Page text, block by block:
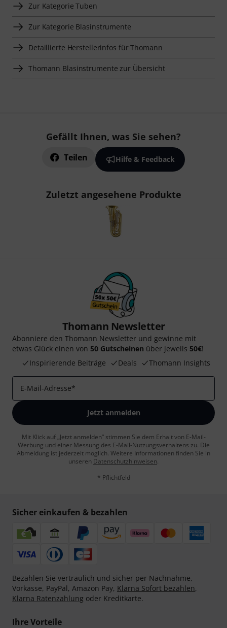
Zur Kategorie Tuben
Zur Kategorie Blasinstrumente
Detaillierte Herstellerinfos für Thomann
Thomann Blasinstrumente zur Übersicht
Gefällt Ihnen, was Sie sehen?
Teilen Hilfe & Feedback
Zuletzt angesehene Produkte
Thomann Newsletter
Abonniere den Thomann Newsletter und gewinne mit
etwas Glück einen von 50 Gutscheinen über jeweils 50€!
Inspirierende Beiträge
Deals Thomann Insights
E-Mail-Adresse*
Jetzt anmelden
Mit Klick auf „Jetzt anmelden“ stimmen Sie dem Erhalt von E-Mail-
Werbung und einer Messung des E-Mail-Nutzungsverhaltens zu. Die
Abmeldung ist jederzeit möglich. Weitere Informationen finden Sie in
unseren Datenschutzhinweisen.
* Pflichtfeld
Sicher einkaufen & bezahlen
Bezahlen Sie vertraulich und sicher per Nachnahme,
Vorkasse, PayPal, Amazon Pay, Klarna Sofort bezahlen,
Klarna Ratenzahlung oder Kreditkarte.
Ihre Vorteile